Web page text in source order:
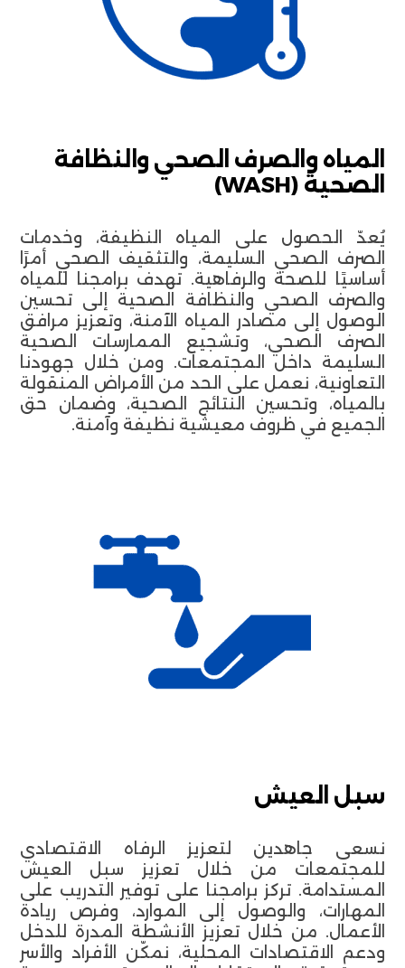
المياه والصرف الصحي والنظافة
الصحية (WASH)
يُعدّ الحصول على المياه النظيفة، وخدمات
الصرف الصحي السليمة، والتثقيف الصحي أمرًا
أساسيًا للصحة والرفاهية. تهدف برامجنا للمياه
والصرف الصحي والنظافة الصحية إلى تحسين
الوصول إلى مصادر المياه الآمنة، وتعزيز مرافق
الصرف الصحي، وتشجيع الممارسات الصحية
السليمة داخل المجتمعات. ومن خلال جهودنا
التعاونية، نعمل على الحد من الأمراض المنقولة
بالمياه، وتحسين النتائج الصحية، وضمان حق
الجميع في ظروف معيشية نظيفة وآمنة.
سبل العيش
نسعى جاهدين لتعزيز الرفاه الاقتصادي
للمجتمعات من خلال تعزيز سبل العيش
المستدامة. تركز برامجنا على توفير التدريب على
المهارات، والوصول إلى الموارد، وفرص ريادة
الأعمال. من خلال تعزيز الأنشطة المدرة للدخل
ودعم الاقتصادات المحلية، نمكّن الأفراد والأسر